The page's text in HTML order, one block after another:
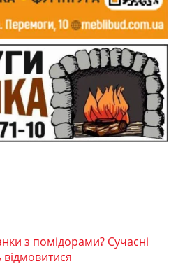
з помідорами? Сучасні
відмовитися